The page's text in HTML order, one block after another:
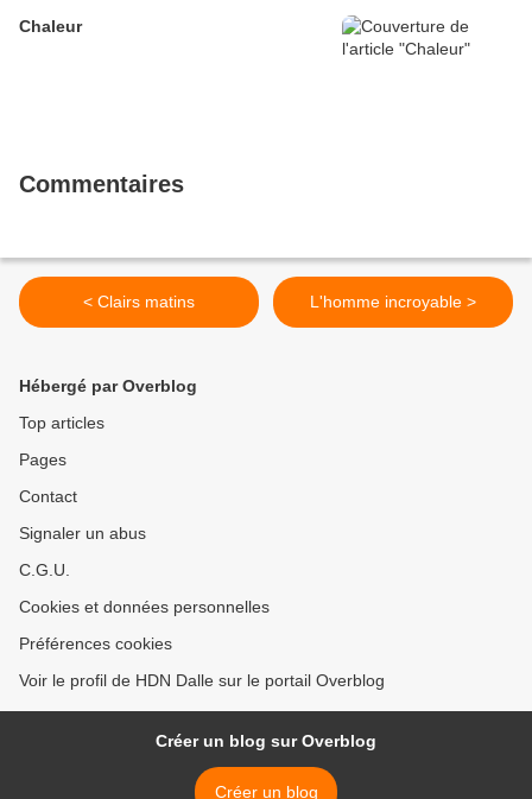
Chaleur
Commentaires
< Clairs matins L'homme incroyable >
Hébergé par Overblog
Top articles
Pages
Contact
Signaler un abus
C.G.U.
Cookies et données personnelles
Préférences cookies
Voir le profil de HDN Dalle sur le portail Overblog
Créer un blog sur Overblog
Créer un blog